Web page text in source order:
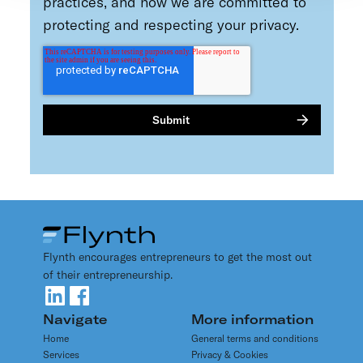
protecting and respecting your privacy.
Flynth encourages entrepreneurs to get the most out
of their entrepreneurship.
Navigate
Home
Services
More information
General terms and conditions
Privacy & Cookies